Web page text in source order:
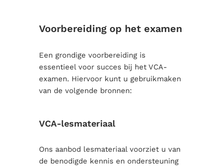
Voorbereiding op het examen
Een grondige voorbereiding is
essentieel voor succes bij het VCA-
examen. Hiervoor kunt u gebruikmaken
van de volgende bronnen:
VCA-lesmateriaal
Ons aanbod lesmateriaal voorziet u van
de benodigde kennis en ondersteuning